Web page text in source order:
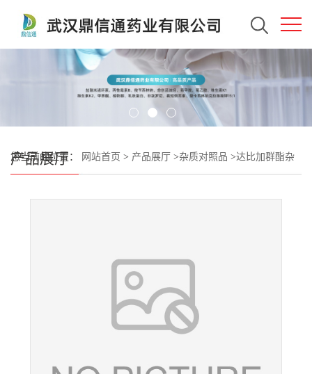
产品展厅
您当前的位置： 网站首页 > 产品展厅 >杂质对照品 >达比加群酯杂